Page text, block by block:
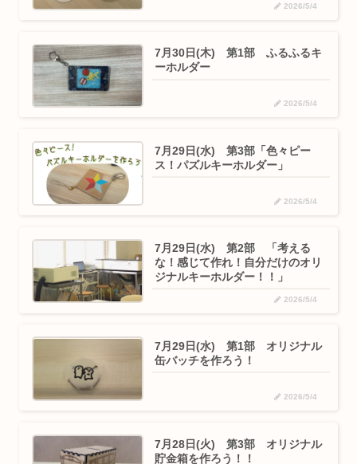
2026/5/4
7月30日(木) 第1部 ふるふるキ
ーホルダー
2026/5/4
7月29日(水) 第3部「色々ピー
ス！パズルキーホルダー」
2026/5/4
7月29日(水) 第2部 「考える
な！感じて作れ！自分だけのオリ
ジナルキーホルダー！！」
2026/5/4
7月29日(水) 第1部 オリジナル
缶バッチを作ろう！
2026/5/4
7月28日(火) 第3部 オリジナル
貯金箱を作ろう！！